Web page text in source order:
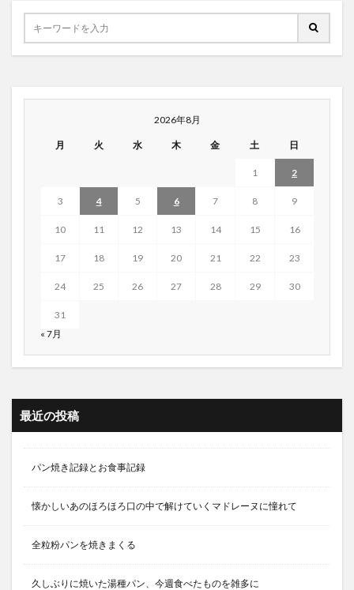
2026年8月
月 火 水 木 金 土 日
1 2
3 4 5 6 7 8 9
10 11 12 13 14 15 16
17 18 19 20 21 22 23
24 25 26 27 28 29 30
31
« 7月
最近の投稿
パン焼き記録とお食事記録
懐かしいあのほろほろ口の中で解けていくマドレーヌに憧れて
全粒粉パンを焼きまくる
久しぶりに焼いた湯種パン、今週食べたものを雑多に